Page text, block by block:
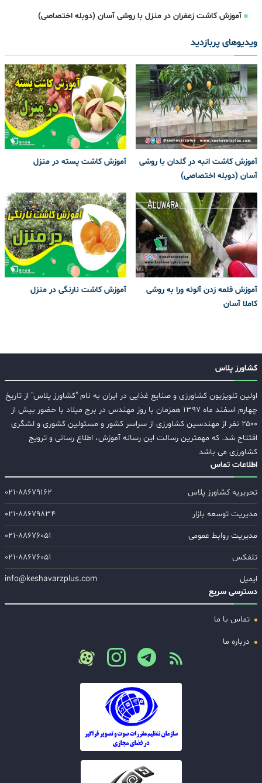
آموزش کاشت زعفران در منزل با روشی آسان (دوبله اختصاصی)
ویدیوهای پربازدید
آموزش کاشت انبه در گلدان با روشی
آسان (دوبله اختصاصی)
آموزش کاشت پسته در منزل
آموزش قلمه زدن آلوئه ورا به روشی
کاملا آسان
آموزش کاشت نارنگی در منزل
کشاورز پلاس
اولین تلویزیون کشاورزی و صنایع غذایی در ایران به نام "کشاورز پلاس" از تاریخ
چهارم اسفند ماه ۱۳۹۷ همزمان با روز مهندس در برج میلاد با حضور بیش از
۲۵۰۰ نفر از مهندسین کشاورزی از سراسر کشور و مسئولین کشوری و لشگری
افتتاح شد. که مهمترین رسالت این رسانه آموزش، اطلاع رسانی و ترویج
کشاورزی می باشد
اطلاعات تماس
تحریریه کشاورز پلاس
۰۲۱-۸۸۶۷۹۱۶۲
مدیریت توسعه بازار
۰۲۱-۸۸۶۷۹۸۳۴
مدیریت روابط عمومی
۰۲۱-۸۸۶۷۶۰۵۱
تلفکس
۰۲۱-۸۸۶۷۶۰۵۱
ایمیل
info@keshavarzplus.com
دسترسی سریع
تماس با ما
درباره ما